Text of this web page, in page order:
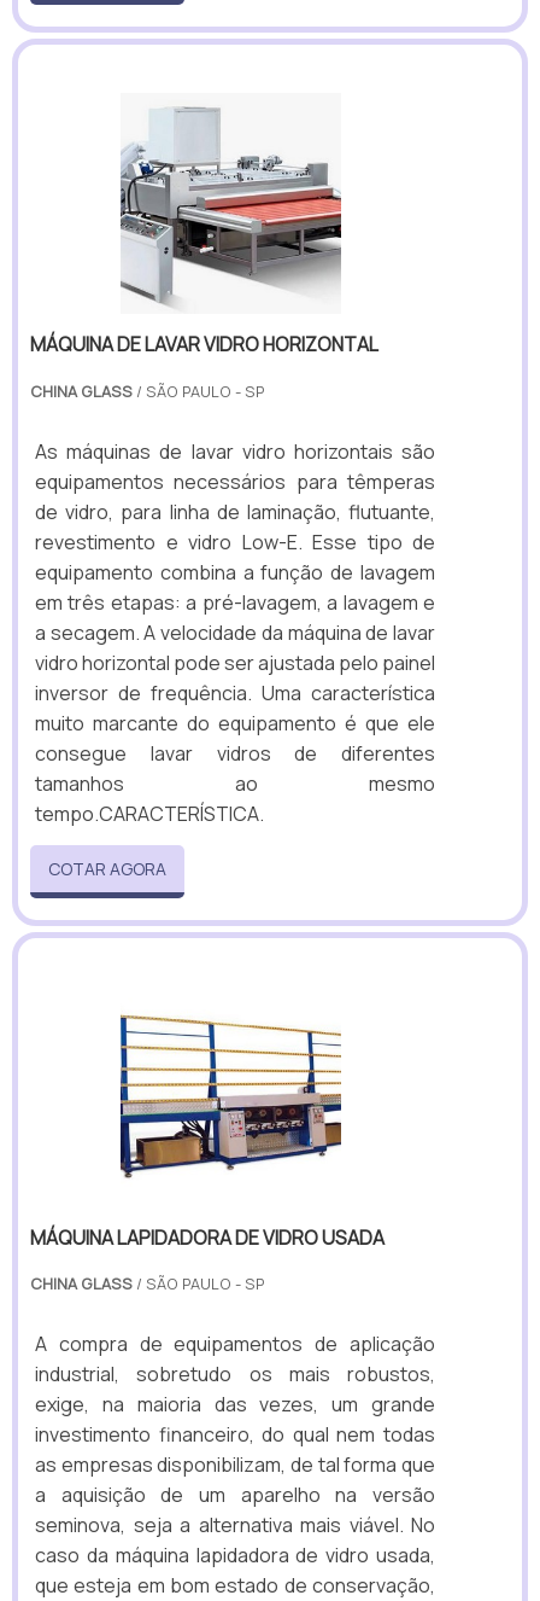
MÁQUINA DE LAVAR VIDRO HORIZONTAL
CHINA GLASS / SÃO PAULO - SP
As máquinas de lavar vidro horizontais são
equipamentos necessários para têmperas
de vidro, para linha de laminação, flutuante,
revestimento e vidro Low-E. Esse tipo de
equipamento combina a função de lavagem
em três etapas: a pré-lavagem, a lavagem e
a secagem. A velocidade da máquina de lavar
vidro horizontal pode ser ajustada pelo painel
inversor de frequência. Uma característica
muito marcante do equipamento é que ele
consegue lavar vidros de diferentes
tamanhos ao mesmo
tempo.CARACTERÍSTICA.
COTAR AGORA
MÁQUINA LAPIDADORA DE VIDRO USADA
CHINA GLASS / SÃO PAULO - SP
A compra de equipamentos de aplicação
industrial, sobretudo os mais robustos,
exige, na maioria das vezes, um grande
investimento financeiro, do qual nem todas
as empresas disponibilizam, de tal forma que
a aquisição de um aparelho na versão
seminova, seja a alternativa mais viável. No
caso da máquina lapidadora de vidro usada,
que esteja em bom estado de conservação,